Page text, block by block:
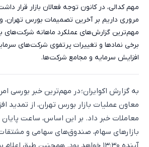
مهم کدالی، در کانون توجه فعالان بازار قرار
مروری داریم بر آخرین تصمیمات بورس تهران،
مهم‌ترین گزارش‌های عملکرد ماهانه شرکت‌های
برخی نمادها و تغییرات پرتفوی شرکت‌های
افزایش سرمایه و مجامع شرکت‌ها.
به گزارش اکوایران؛ در مهم‌ترین خبر بورسی
معاون عملیات بازار بورس تهران، از تمدید
معاملات خبر داد. بر این اساس، ساعت پایان
بازارهای سهام، صندوق‌های سهامی و